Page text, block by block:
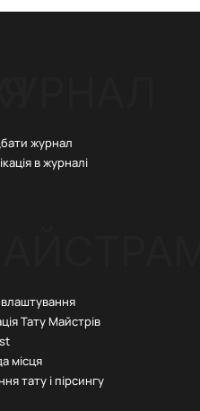
журнал
в журналі
Тату Майстрів
місця
тату і пірсингу